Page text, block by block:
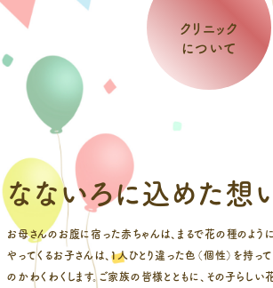
クリニック
について
なないろに込めた想
お母さんのお腹に宿った赤ちゃんは、まるで花の種のよう
やってくるお子さんは、1人ひとり違った色（個性）を持っ
のかわくわくします。ご家族の皆様とともに、その子らしい